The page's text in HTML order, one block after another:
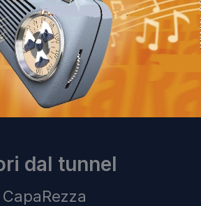
dal tunnel
CapaRezza